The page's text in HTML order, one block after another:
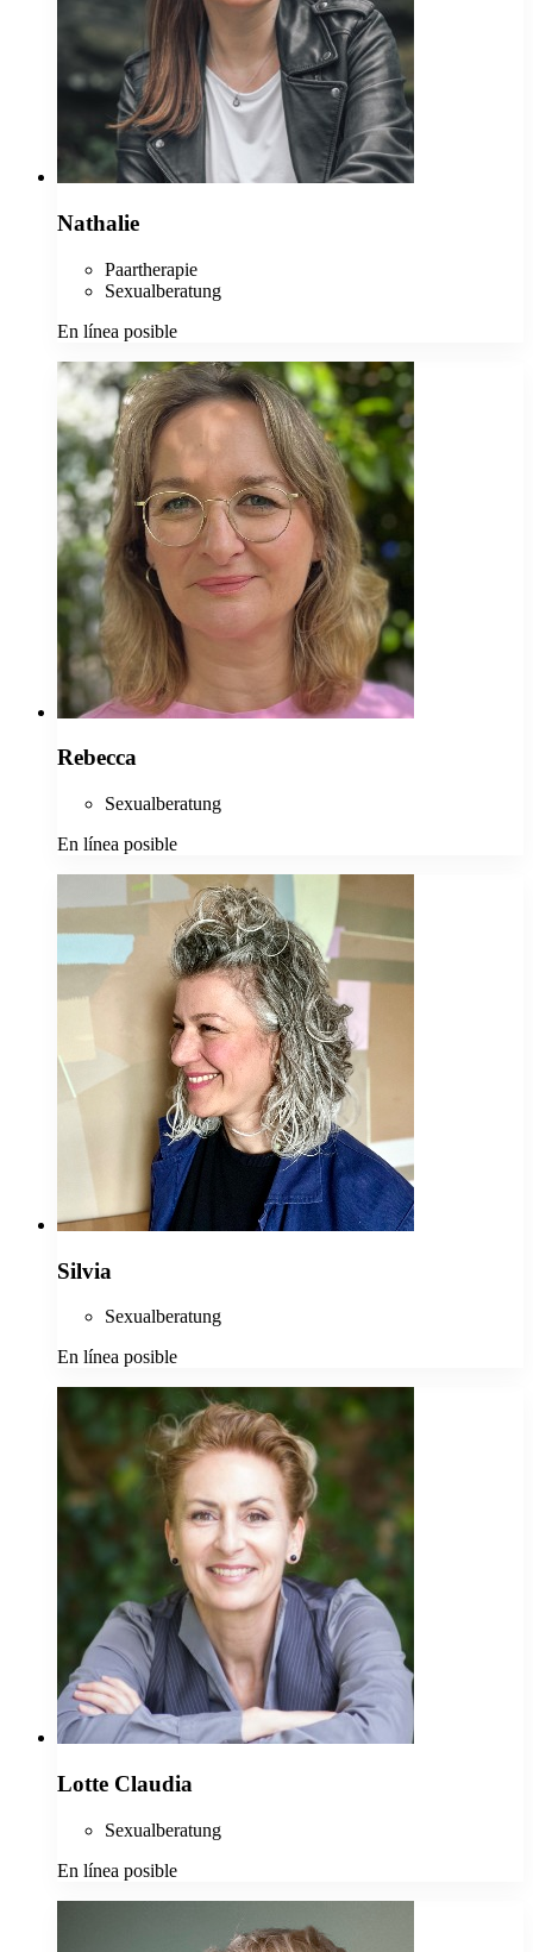
Nathalie
Paartherapie
Sexualberatung
En línea posible
Rebecca
Sexualberatung
En línea posible
Silvia
Sexualberatung
En línea posible
Lotte Claudia
Sexualberatung
En línea posible